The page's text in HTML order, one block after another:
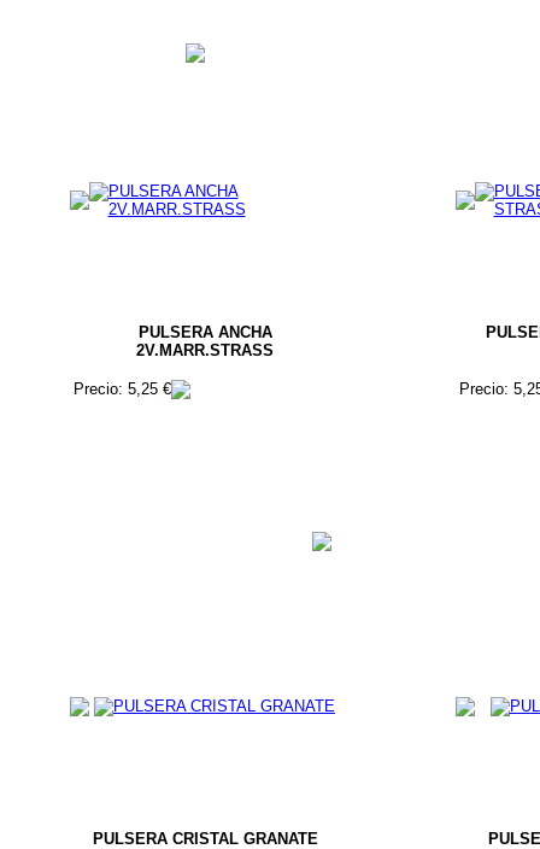
PULSERA ANCHA
2V.MARR.STRASS
Precio: 5,25 € Precio:
PULSERA CRISTAL GRANATE